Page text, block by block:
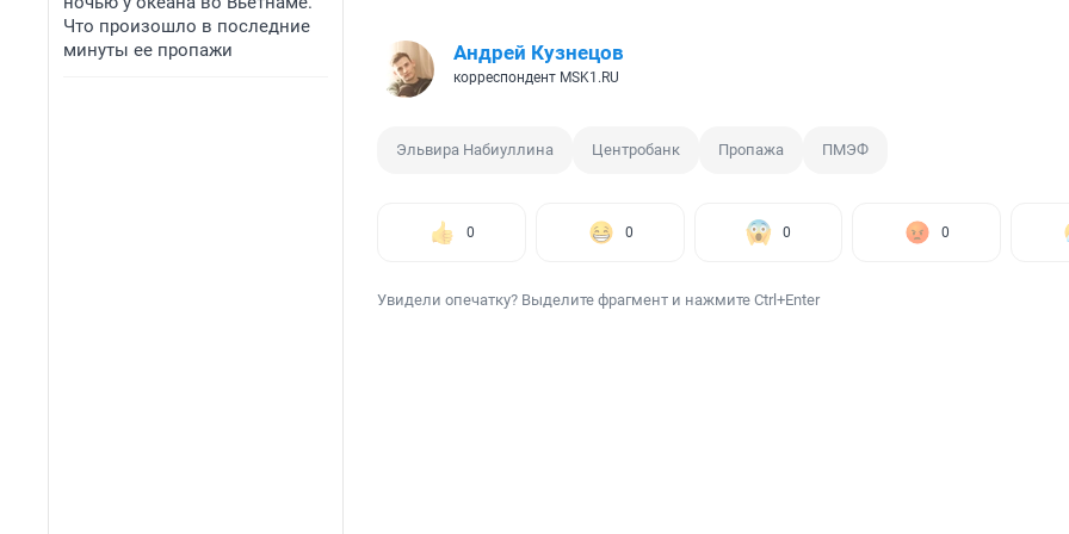
Что произошло в последние
минуты ее пропажи
Андрей Кузнецов
корреспондент MSK1.RU
Эльвира Набиуллина Центробанк Пропажа ПМЭФ
0 0 0 0
Увидели опечатку? Выделите фрагмент и нажмите Ctrl+Enter